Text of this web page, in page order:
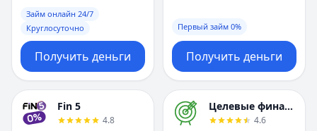
Займ онлайн 24/7
Круглосуточно
Получить деньги
Первый займ 0%
Получить деньги
Fin 5
4.8
Целевые финансы
4.6